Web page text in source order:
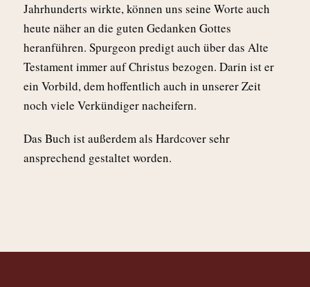
Jahrhunderts wirkte, können uns seine Worte auch
heute näher an die guten Gedanken Gottes
heranführen. Spurgeon predigt auch über das Alte
Testament immer auf Christus bezogen. Darin ist er
ein Vorbild, dem hoffentlich auch in unserer Zeit
noch viele Verkündiger nacheifern.
Das Buch ist außerdem als Hardcover sehr
ansprechend gestaltet worden.